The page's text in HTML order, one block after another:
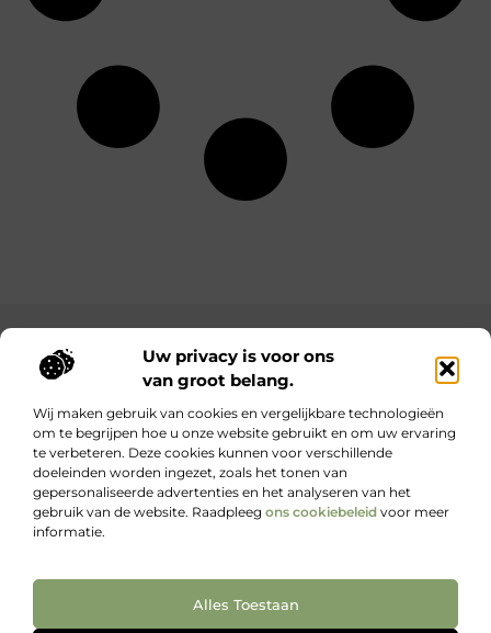
Uw privacy is voor ons
van groot belang.
Wij maken gebruik van cookies en vergelijkbare technologieën
om te begrijpen hoe u onze website gebruikt en om uw ervaring
te verbeteren. Deze cookies kunnen voor verschillende
doeleinden worden ingezet, zoals het tonen van
gepersonaliseerde advertenties en het analyseren van het
gebruik van de website. Raadpleeg ons cookiebeleid voor meer
informatie.
Alles Toestaan
Main Links
Bekende Nederlanders
Kennis, kracht en inspiratie voor elke dag.
Blogs en artikelen over het dagelijks leven – voor iedereen die wil
lezen, leren en ontdekken.